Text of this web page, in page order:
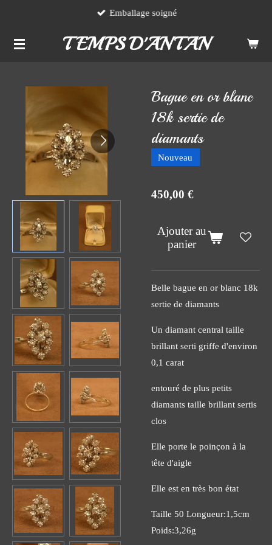
contenu
TEMPS D'ANTAN
Emballage soigné
Bague en or blanc
18k sertie de
diamants
Nouveau
450,00 €
Ajouter au
panier
Belle bague en or blanc 18k
sertie de diamants
Un diamant central taille
brillant serti griffe d'environ
0,1 carat
entouré de plus petits
diamants taille brillant sertis
clos
Elle porte le poinçon à la
tête d'aigle
Elle est en très bon état
Taille 50 Longueur:1,5cm
Poids:3,26g